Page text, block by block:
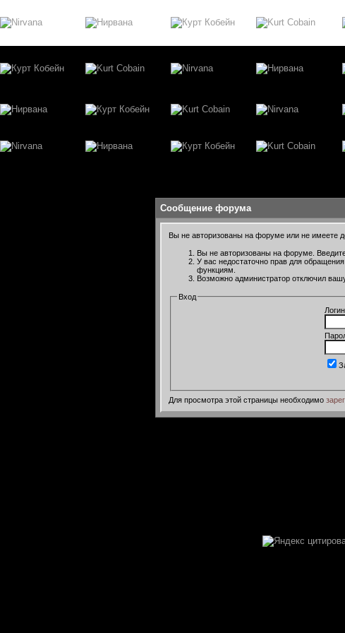
Сообщение форума
Вы не авторизованы на форуме или не имеете
Вы не авторизованы на форуме.
У вас недостаточно прав для
функциям.
Возможно администратор отключил
Вход
Для просмотра этой страницы необходимо